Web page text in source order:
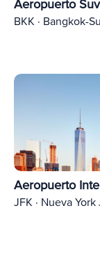
Aeropuerto
BKK · Bangkok-
Aeropuerto
JFK · Nueva